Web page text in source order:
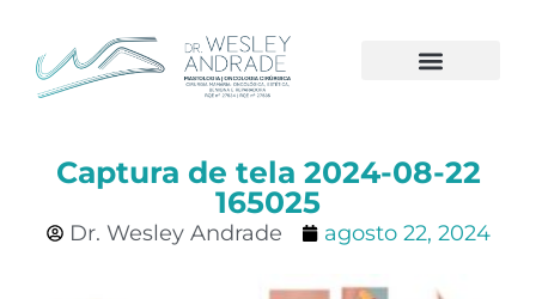
Captura de tela 2024-08-22
165025
Dr. Wesley Andrade agosto 22, 2024